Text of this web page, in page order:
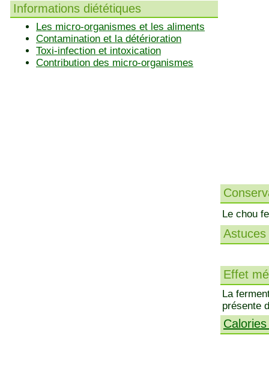
Informations diététiques
Les micro-organismes et les aliments
Contamination et la détérioration
Toxi-infection et intoxication
Contribution des micro-organismes
Le chou
Astuces
Effet
La
présente